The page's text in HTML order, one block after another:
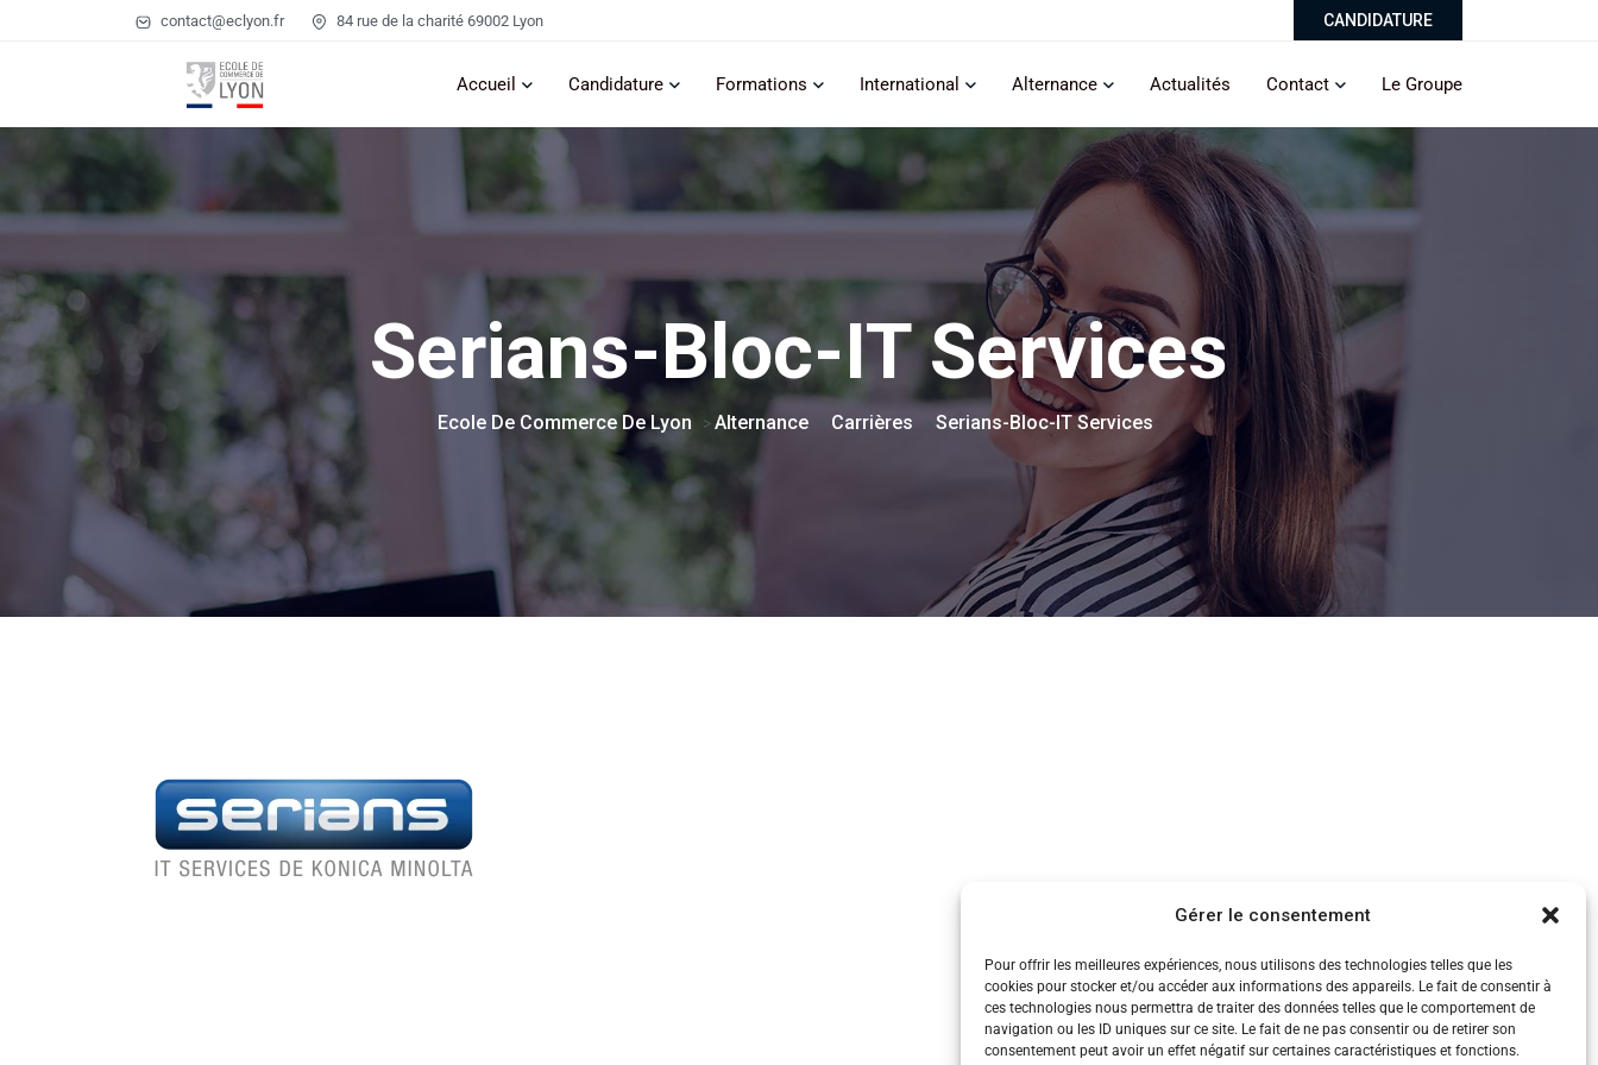
Gérer le consentement
Pour offrir les meilleures expériences, nous utilisons des technologies telles que les
cookies pour stocker et/ou accéder aux informations des appareils. Le fait de consentir à
ces technologies nous permettra de traiter des données telles que le comportement de
navigation ou les ID uniques sur ce site. Le fait de ne pas consentir ou de retirer son
consentement peut avoir un effet négatif sur certaines caractéristiques et fonctions.
contact@eclyon.fr 84 rue de la charité 69002 Lyon CANDIDATURE
Accueil Candidature Formations International Alternance Actualités Contact Le Groupe
Serians-Bloc-IT Services
Ecole De Commerce De Lyon >Alternance Carrières Serians-Bloc-IT Services